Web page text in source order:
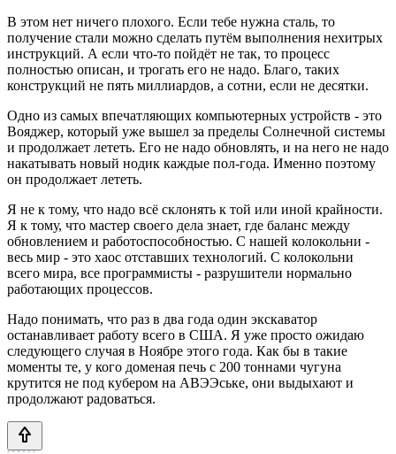
В этом нет ничего плохого. Если тебе нужна сталь, то
получение стали можно сделать путём выполнения нехитрых
инструкций. А если что-то пойдёт не так, то процесс
полностью описан, и трогать его не надо. Благо, таких
конструкций не пять миллиардов, а сотни, если не десятки.
Одно из самых впечатляющих компьютерных устройств - это
Вояджер, который уже вышел за пределы Солнечной системы
и продолжает лететь. Его не надо обновлять, и на него не надо
накатывать новый нодик каждые пол-года. Именно поэтому
он продолжает лететь.
Я не к тому, что надо всё склонять к той или иной крайности.
Я к тому, что мастер своего дела знает, где баланс между
обновлением и работоспособностью. С нашей колокольни -
весь мир - это хаос отставших технологий. С колокольни
всего мира, все программисты - разрушители нормально
работающих процессов.
Надо понимать, что раз в два года один экскаватор
останавливает работу всего в США. Я уже просто ожидаю
следующего случая в Ноябре этого года. Как бы в такие
моменты те, у кого доменая печь с 200 тоннами чугуна
крутится не под кубером на АВЭЭське, они выдыхают и
продолжают радоваться.